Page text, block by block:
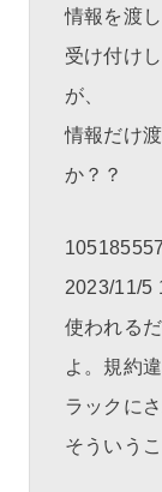
情報を渡
受け付け
が、
情報だけ
か？？
2023/11/5
使われる
よ。規約
ラックに
そういう